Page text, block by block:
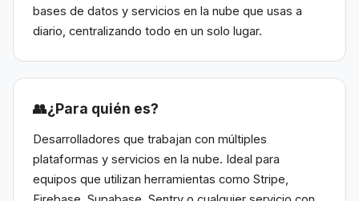
bases de datos y servicios en la nube que usas a
diario, centralizando todo en un solo lugar.
👥¿Para quién es?
Desarrolladores que trabajan con múltiples
plataformas y servicios en la nube. Ideal para
equipos que utilizan herramientas como Stripe,